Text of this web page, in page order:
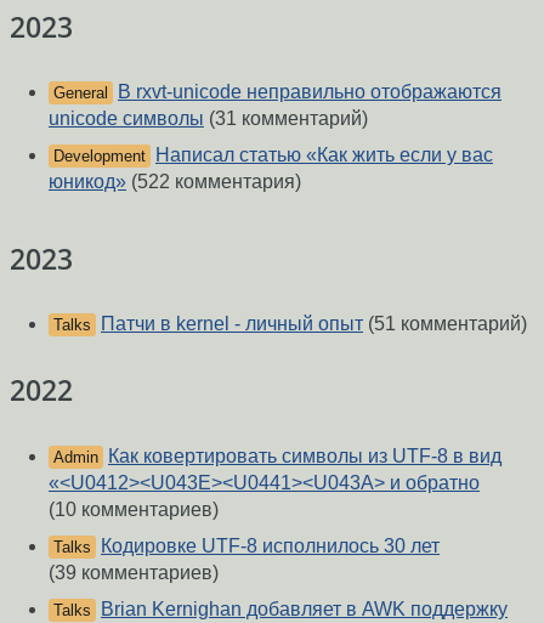
2023
General
В rxvt-unicode неправильно отображаются
unicode символы (31 комментарий)
Development
Написал статью «Как жить если у вас
юникод» (522 комментария)
2023
Talks Патчи в kernel - личный опыт (51 комментарий)
2022
Admin
Как ковертировать символы из UTF-8 в вид
«<U0412><U043E><U0441><U043A> и обратно
(10 комментариев)
Talks
Кодировке UTF-8 исполнилось 30 лет
(39 комментариев)
Talks
Brian Kernighan добавляет в AWK поддержку